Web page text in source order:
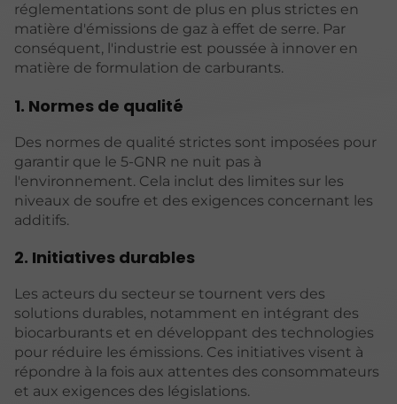
réglementations sont de plus en plus strictes en
matière d'émissions de gaz à effet de serre. Par
conséquent, l'industrie est poussée à innover en
matière de formulation de carburants.
1. Normes de qualité
Des normes de qualité strictes sont imposées pour
garantir que le 5-GNR ne nuit pas à
l'environnement. Cela inclut des limites sur les
niveaux de soufre et des exigences concernant les
additifs.
2. Initiatives durables
Les acteurs du secteur se tournent vers des
solutions durables, notamment en intégrant des
biocarburants et en développant des technologies
pour réduire les émissions. Ces initiatives visent à
répondre à la fois aux attentes des consommateurs
et aux exigences des législations.